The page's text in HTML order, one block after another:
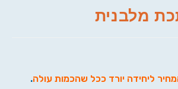
מלבנית
ליחידה יורד ככל שהכמות עולה.